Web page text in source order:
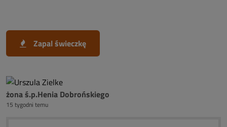
Zapal świeczkę
żona ś.p.Henia Dobrońskiego
15 tygodni temu